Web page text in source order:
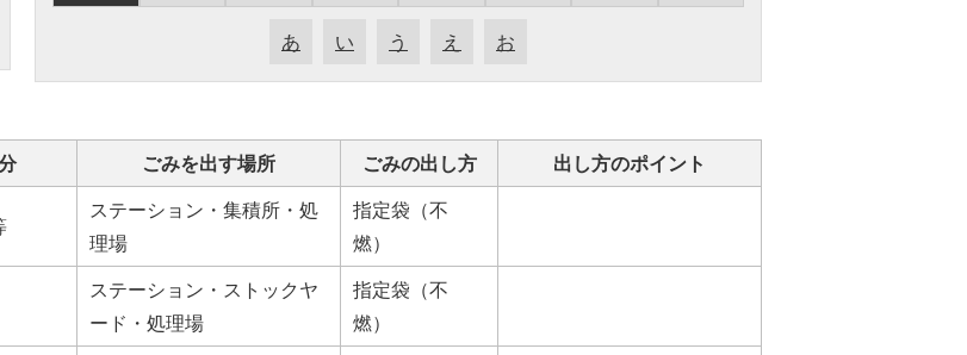
あ い う え お
ごみを出す場所 ごみの出し方 出し方のポイント
ステーション・集積所・処
理場
指定袋（不
燃）
ステーション・ストックヤ
ード・処理場
指定袋（不
燃）